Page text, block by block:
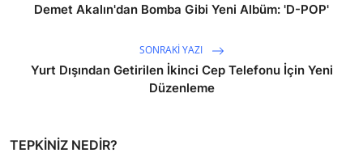
Demet Akalın'dan Bomba Gibi Yeni Albüm: 'D-POP'
SONRAKI YAZI
Yurt Dışından Getirilen İkinci Cep Telefonu İçin Yeni
Düzenleme
TEPKINIZ NEDIR?